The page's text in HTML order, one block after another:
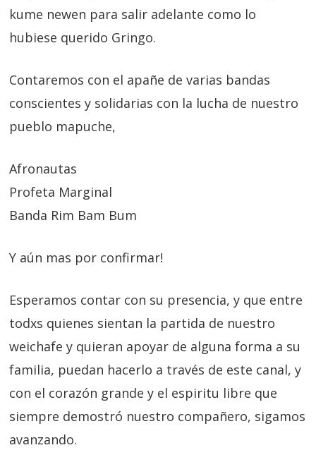
kume newen para salir adelante como lo
hubiese querido Gringo.
Contaremos con el apañe de varias bandas
conscientes y solidarias con la lucha de nuestro
pueblo mapuche,
Afronautas
Profeta Marginal
Banda Rim Bam Bum
Y aún mas por confirmar!
Esperamos contar con su presencia, y que entre
todxs quienes sientan la partida de nuestro
weichafe y quieran apoyar de alguna forma a su
familia, puedan hacerlo a través de este canal, y
con el corazón grande y el espiritu libre que
siempre demostró nuestro compañero, sigamos
avanzando.